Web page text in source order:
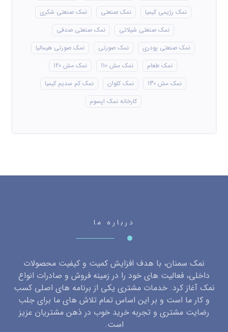
نمک رژیمی کیمیا
نمک صنعتی
نمک صنعتی شکری
نمک صنعتی شیلاتی
نمک صنعتی صدفی
نمک صنعتی پودری
نمک صورتی
نمک صورتی هیمالیا
نمک طعام
نمک مش 110
نمک مش 120
نمک مش 130
نمک کلوان
نمک کم سدیم کیمیا
کارخانه نمک اپسوم
درباره ما
نمک سمنان، با هدف افزایش کمیت و کیفیت محصولات
داخلی، فعالیت های خود را در زمینه فروش و صادرات انواع
نمک آغاز کرد. خدمات مشتری یکی از برنامه های اصلی کسب
و کار ما است و بر این اساس تمام تلاش های ما برای جلب
رضایت مشتری و تجربه خرید خوب در ذهن مشتریان عزیز
است.